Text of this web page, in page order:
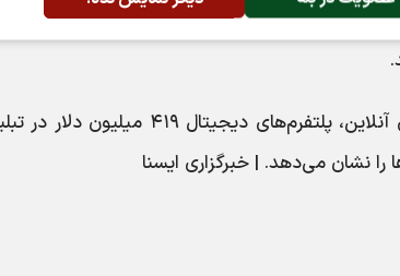
پنسیلوانیا با ۲۶۴
طبق گزارش خبرگزاری فرانسه، علیرغم تغییر به سرگرمی‌های آنلاین، پلتفرم‌های دیجیتال